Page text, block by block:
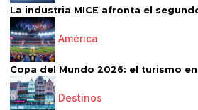
La industria MICE afronta el
América
Copa del Mundo 2026: el turismo
Destinos